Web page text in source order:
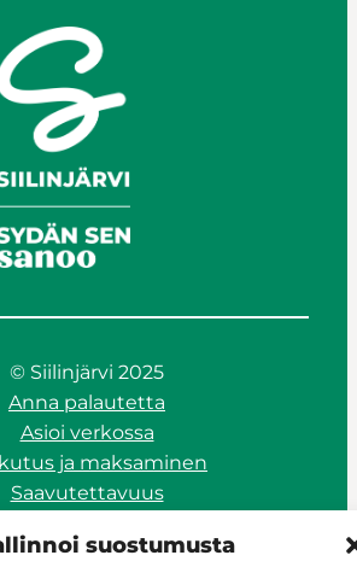
suostumusta
© Siilinjärvi 2025
Anna palautetta
Asioi verkossa
ja maksaminen
Saavutettavuus
suostumusta